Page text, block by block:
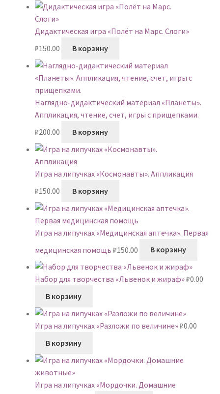
Дидактическая игра «Полёт на Марс. Слоги»
₽150.00 В корзину
Наглядно-дидактический материал «Планеты».
Аппликация, чтение, счет, игры с прищепками.
₽200.00 В корзину
Игра на липучках «Космонавты». Аппликация
₽150.00 В корзину
Игра на липучках «Медицинская аптечка». Первая
медицинская помощь ₽150.00 В корзину
Набор для творчества «Львенок и жираф»₽0.00
В корзину
Игра на липучках «Разложи по величине»₽0.00
В корзину
Игра на липучках «Мордочки. Домашние